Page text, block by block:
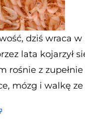
dziś wraca
lata kojarzył
rośnie z
mózg i walkę